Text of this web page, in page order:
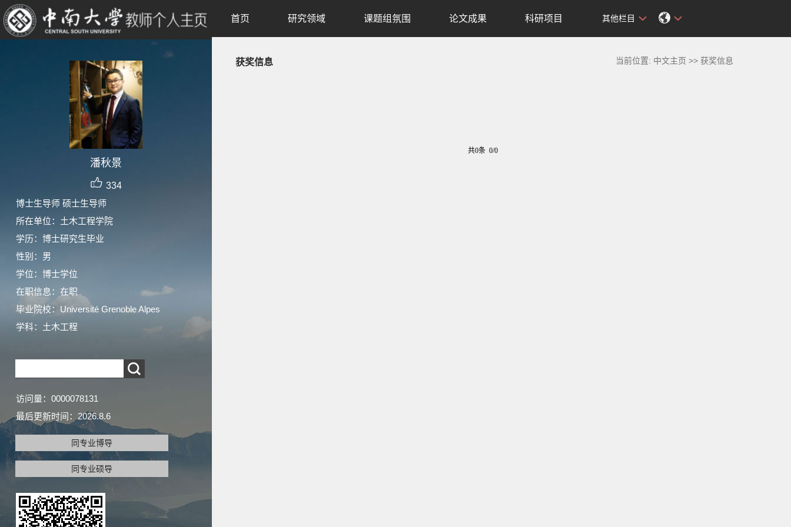
潘秋景
334
博士生导师 硕士生导师
所在单位：土木工程学院
学历：博士研究生毕业
性别：男
学位：博士学位
在职信息：在职
毕业院校：Université Grenoble Alpes
学科：土木工程
访问量： 0000078131
最后更新时间： 2026.8.6
同专业博导
同专业硕导
首页 研究领域 课题组氛围 论文成果 科研项目 其他栏目
获奖信息 当前位置: 中文主页 >> 获奖信息
共0条 0/0